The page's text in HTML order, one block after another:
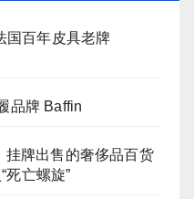
国百年皮具老牌
品牌 Baffin
挂牌出售的奢侈品百货
死亡螺旋”